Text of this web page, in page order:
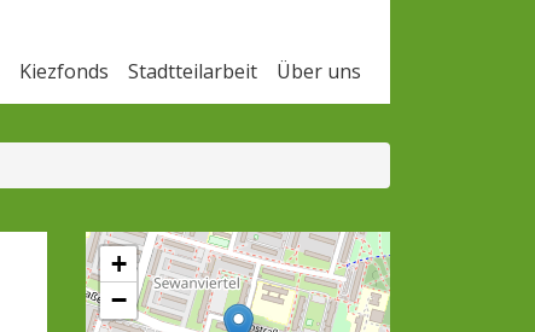
Kiezfonds Stadtteilarbeit Über uns
+
−